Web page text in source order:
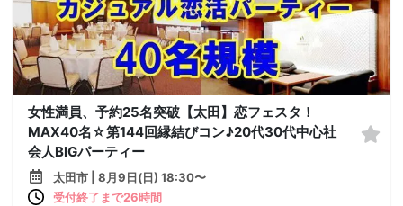
女性満員、予約25名突破【太田】恋フェスタ！
MAX40名☆第144回縁結びコン♪20代30代中心社
会人BIGパーティー
太田市 | 8月9日(日) 18:30〜
受付終了まで26時間